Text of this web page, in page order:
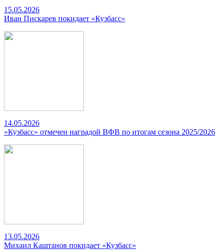
15.05.2026
Иван Пискарев покидает «Кузбасс»
14.05.2026
«Кузбасс» отмечен наградой ВФВ по итогам сезона 2025/2026
13.05.2026
Михаил Каштанов покидает «Кузбасс»